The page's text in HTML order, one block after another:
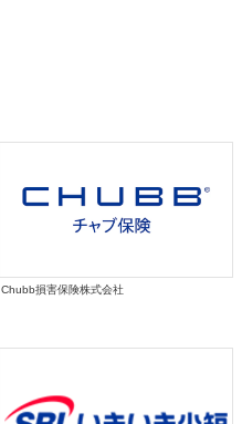
Chubb損害保険株式会社